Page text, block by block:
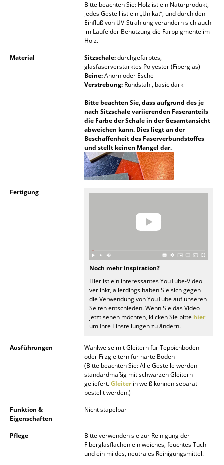
Aufbewahrungsboxen
Teppiche
Badezimmer
Stauraum
Bitte beachten Sie: Holz ist ein Naturprodukt,
jedes Gestell ist ein „Unikat“, und durch den
Einfluß von UV-Strahlung verändern sich auch
im Laufe der Benutzung die Farbpigmente im
Holz.
Material
Sitzschale:durchgefärbtes,
glasfaserverstärktes Polyester (Fiberglas)
Beine:Ahorn oder Esche
Verstrebung: Rundstahl, basic dark
Bitte beachten Sie, dass aufgrund des je
nach Sitzschale variierenden Faseranteils
die Farbe der Schale in der Gesamtansicht
abweichen kann. Dies liegt an der
Beschaffenheit des Faserverbundstoffes
und stellt keinen Mangel dar.
Fertigung
Noch mehr Inspiration?
Hier ist ein interessantes YouTube-Video
verlinkt, allerdings haben Sie sich gegen
die Verwendung von YouTube auf unseren
Seiten entschieden. Wenn Sie das Video
jetzt sehen möchten, klicken Sie bitte hier
um Ihre Einstellungen zu ändern.
Ausführungen
Wahlweise mit Gleitern für Teppichböden
oder Filzgleitern für harte Böden
(Bitte beachten Sie: Alle Gestelle werden
standardmäßig mit schwarzen Gleitern
geliefert.Gleiterin weiß können separat
bestellt werden.)
Funktion &
Eigenschaften
Nicht stapelbar
Pflege
Bitte verwenden sie zur Reinigung der
Fiberglasflächen ein weiches, feuchtes Tuch
und ein mildes, neutrales Reinigungsmittel.